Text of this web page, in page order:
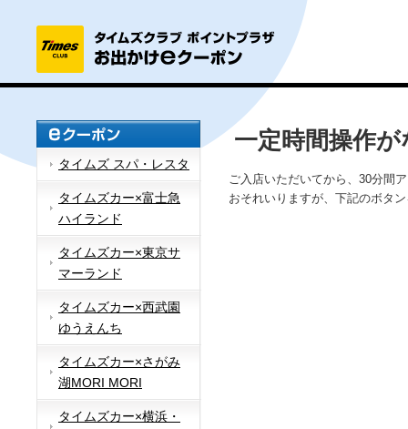
タイムズ スパ・レスタ
タイムズカー×富士急
ハイランド
タイムズカー×東京サ
マーランド
タイムズカー×西武園
ゆうえんち
タイムズカー×さがみ
湖MORI MORI
タイムズカー×横浜・
一定時間操作
ご入店いただいてから、30分間
おそれいりますが、下記のボタ